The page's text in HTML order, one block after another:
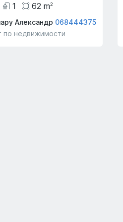
1 62 m2
Александр 068444375
по недвижимости